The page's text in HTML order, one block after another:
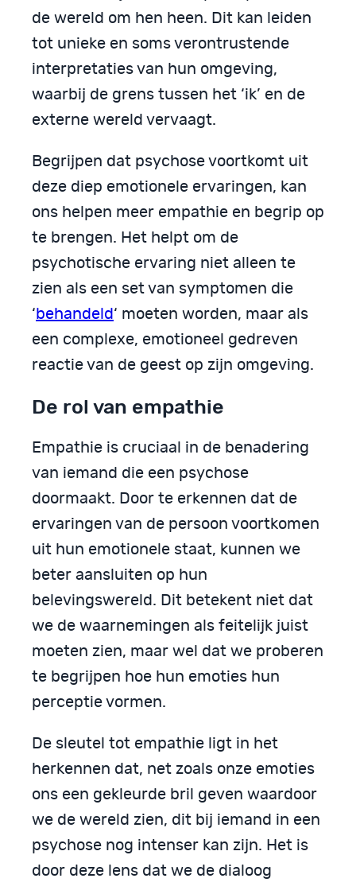
de wereld om hen heen. Dit kan leiden
tot unieke en soms verontrustende
interpretaties van hun omgeving,
waarbij de grens tussen het ‘ik’ en de
externe wereld vervaagt.
Begrijpen dat psychose voortkomt uit
deze diep emotionele ervaringen, kan
ons helpen meer empathie en begrip op
te brengen. Het helpt om de
psychotische ervaring niet alleen te
zien als een set van symptomen die
‘ behandeld ‘ moeten worden, maar als
een complexe, emotioneel gedreven
reactie van de geest op zijn omgeving.
De rol van empathie
Empathie is cruciaal in de benadering
van iemand die een psychose
doormaakt. Door te erkennen dat de
ervaringen van de persoon voortkomen
uit hun emotionele staat, kunnen we
beter aansluiten op hun
belevingswereld. Dit betekent niet dat
we de waarnemingen als feitelijk juist
moeten zien, maar wel dat we proberen
te begrijpen hoe hun emoties hun
perceptie vormen.
De sleutel tot empathie ligt in het
herkennen dat, net zoals onze emoties
ons een gekleurde bril geven waardoor
we de wereld zien, dit bij iemand in een
psychose nog intenser kan zijn. Het is
door deze lens dat we de dialoog